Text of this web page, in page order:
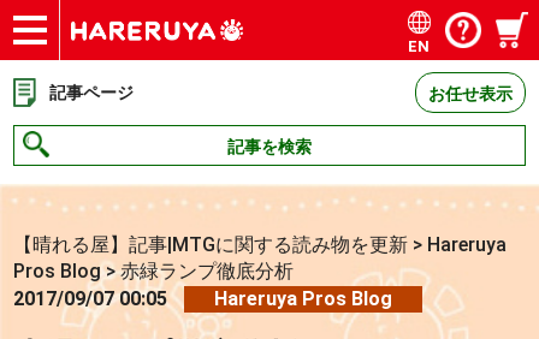
ショップ
買取
記事
デッキ検索
デッキ構築
選手一覧
店舗一覧
イベント
お問い合わせ
EN
記事ページ お任せ表示
記事を検索
【晴れる屋】記事|MTGに関する読み物を更新 > Hareruya
Pros Blog>赤緑ランプ徹底分析
2017/09/07 00:05
Hareruya Pros Blog